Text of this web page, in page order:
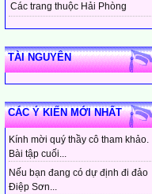
Các trang thuộc Hải Phòng
TÀI NGUYÊN
CÁC Ý KIẾN MỚI NHẤT
Kính mời quý thầy cô tham khảo.
Bài tập cuối...
Nếu bạn đang có dự định đi đảo
Điệp Sơn...